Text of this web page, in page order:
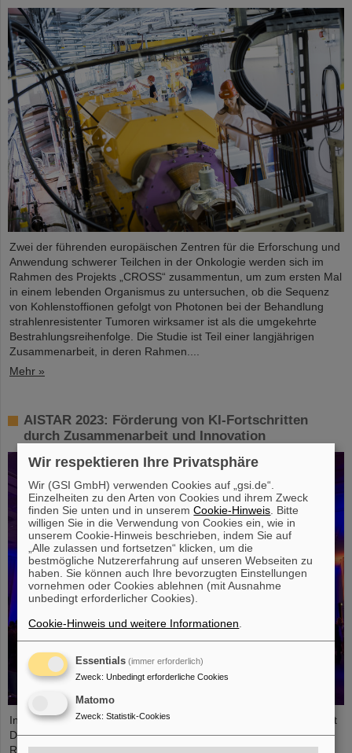
Zwei der führenden europäischen Zentren für die Erforschung und
Anwendung schwerer Teilchen in der Onkologie werden sich im
Rahmen des Projekts „CROSS“ zusammentun, um zum ersten Mal
in einem lebenden Organismus zu untersuchen, ob die Sequenz
von Kohlenstoffionen gefolgt von Photonen bei der Behandlung
strahlenresistenter Tumoren wirksamer ist als die umgekehrte
Bestrahlungsreihenfolge. Die Studie ist Teil einer langjährigen
Zusammenarbeit, in deren Rahmen....
Mehr »
AISTAR 2023: Förderung von KI-Fortschritten
durch Zusammenarbeit und Innovation
In Zusammenarbeit mit GSI/FAIR und der Technischen Universität
Darmstadt veranstaltete das Europäische
Raumfahrtkontrollzentrum (ESOC) kürzlich zum zweiten Mal das
Wir respektieren Ihre Privatsphäre
Wir (GSI GmbH) verwenden Cookies auf „gsi.de“.
Einzelheiten zu den Arten von Cookies und ihrem Zweck
finden Sie unten und in unseremCookie-Hinweis . Bitte
willigen Sie in die Verwendung von Cookies ein, wie in
unserem Cookie-Hinweis beschrieben, indem Sie auf
„Alle zulassen und fortsetzen“ klicken, um die
bestmögliche Nutzererfahrung auf unseren Webseiten zu
haben. Sie können auch Ihre bevorzugten Einstellungen
vornehmen oder Cookies ablehnen (mit Ausnahme
unbedingt erforderlicher Cookies).
Cookie-Hinweis und weitere Informationen
Essentials (immer erforderlich)
Zweck: Unbedingt erforderliche Cookies
Matomo
Zweck: Statistik-Cookies